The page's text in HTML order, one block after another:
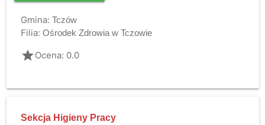
Gmina: Tczów
Filia: Ośrodek Zdrowia w Tczowie
gradeOcena: 0.0
Sekcja Higieny Pracy